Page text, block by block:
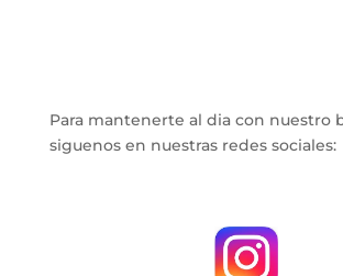
Para mantenerte al dia con nuestro
siguenos en nuestras redes sociales:
.